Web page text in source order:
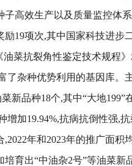
高效生产以及质量监控体
19项次,其中国家科技进步
菜抗裂角性鉴定技术规程
了杂种优势利用的基因库。
菜新品种18个,其中“大地
增加19.94%,抗病抗倒性强,
年和2023年的推广面积
育出“中油杂2号”等油菜新